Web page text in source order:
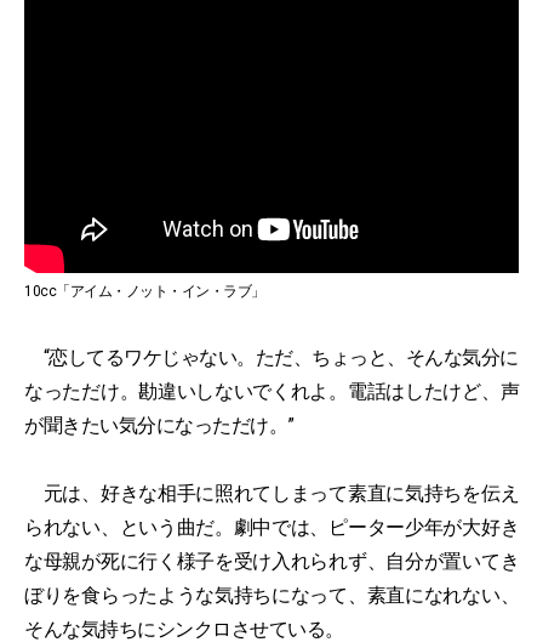
10cc「アイム・ノット・イン・ラブ」
“恋してるワケじゃない。ただ、ちょっと、そんな気分に
なっただけ。勘違いしないでくれよ。電話はしたけど、声
が聞きたい気分になっただけ。”
元は、好きな相手に照れてしまって素直に気持ちを伝え
られない、という曲だ。劇中では、ピーター少年が大好き
な母親が死に行く様子を受け入れられず、自分が置いてき
ぼりを食らったような気持ちになって、素直になれない、
そんな気持ちにシンクロさせている。